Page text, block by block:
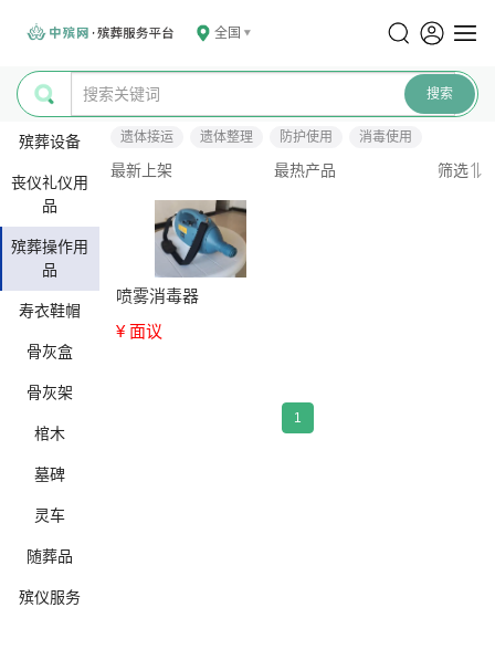
全国
殡葬设备
丧仪礼仪用
品
殡葬操作用
品
寿衣鞋帽
骨灰盒
骨灰架
棺木
墓碑
灵车
随葬品
殡仪服务
遗体接运 遗体整理 防护使用 消毒使用
最新上架 最热产品 筛选
喷雾消毒器
¥ 面议
1